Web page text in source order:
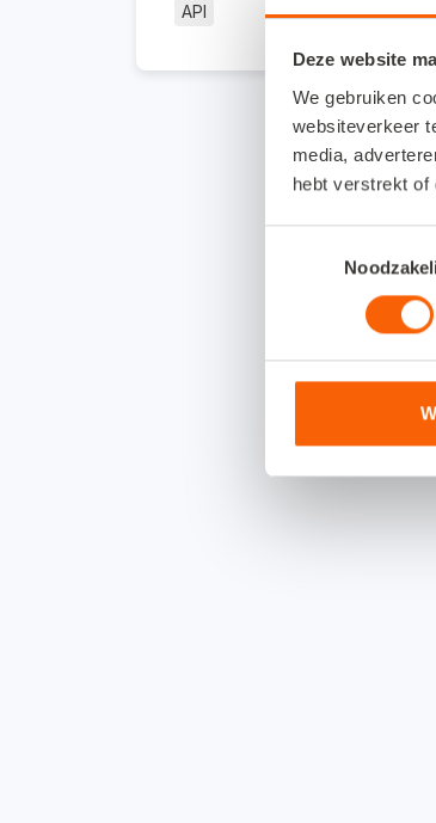
Deze website
We gebruiken
websiteverkeer
media,
hebt verstrekt of
API